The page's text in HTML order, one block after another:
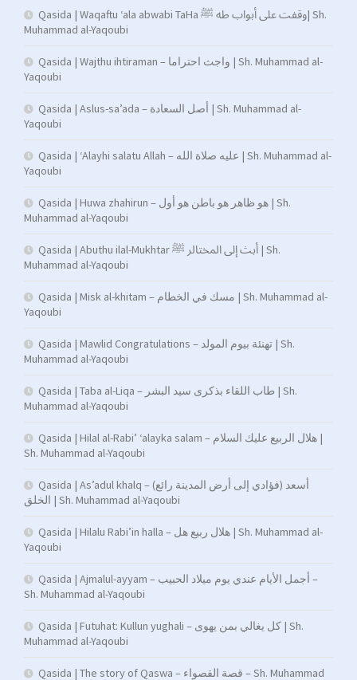
Qasida | Waqaftu ‘ala abwabi TaHa وقفت على أبواب طه ﷺ| Sh.
Muhammad al-Yaqoubi
Qasida | Wajthu ihtiraman – واجث احتراما | Sh. Muhammad al-
Yaqoubi
Qasida | Aslus-sa’ada – أصل السعادة | Sh. Muhammad al-
Yaqoubi
Qasida | ‘Alayhi salatu Allah – عليه صلاة الله | Sh. Muhammad al-
Yaqoubi
Qasida | Huwa zhahirun – هو ظاهر هو باطن هو أول | Sh.
Muhammad al-Yaqoubi
Qasida | Abuthu ilal-Mukhtar أبث إلى المختالر ﷺ | Sh.
Muhammad al-Yaqoubi
Qasida | Misk al-khitam – مسك في الخطام | Sh. Muhammad al-
Yaqoubi
Qasida | Mawlid Congratulations – تهنئة بيوم المولد | Sh.
Muhammad al-Yaqoubi
Qasida | Taba al-Liqa – طاب اللقاء بذكرى سيد البشر | Sh.
Muhammad al-Yaqoubi
Qasida | Hilal al-Rabi’ ‘alayka salam – هلال الربيع عليك السلام |
Sh. Muhammad al-Yaqoubi
Qasida | As’adul khalq – (فؤادي إلى أرض المدينة رائع) أسعد
الخلق | Sh. Muhammad al-Yaqoubi
Qasida | Hilalu Rabi’in halla – هلال ربيع هل | Sh. Muhammad al-
Yaqoubi
Qasida | Ajmalul-ayyam – أجمل الأيام عندي يوم ميلاد الحبيب –
Sh. Muhammad al-Yaqoubi
Qasida | Futuhat: Kullun yughali – كل يغالي بمن يهوى | Sh.
Muhammad al-Yaqoubi
Qasida | The story of Qaswa – قصة القصواء – Sh. Muhammad